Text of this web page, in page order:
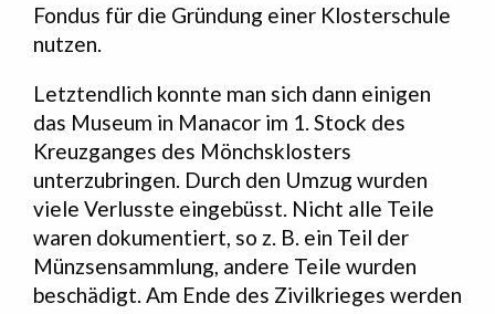
Fondus für die Gründung einer Klosterschule
nutzen.
Letztendlich konnte man sich dann einigen
das Museum in Manacor im 1. Stock des
Kreuzganges des Mönchsklosters
unterzubringen. Durch den Umzug wurden
viele Verlusste eingebüsst. Nicht alle Teile
waren dokumentiert, so z. B. ein Teil der
Münzsensammlung, andere Teile wurden
beschädigt. Am Ende des Zivilkrieges werden